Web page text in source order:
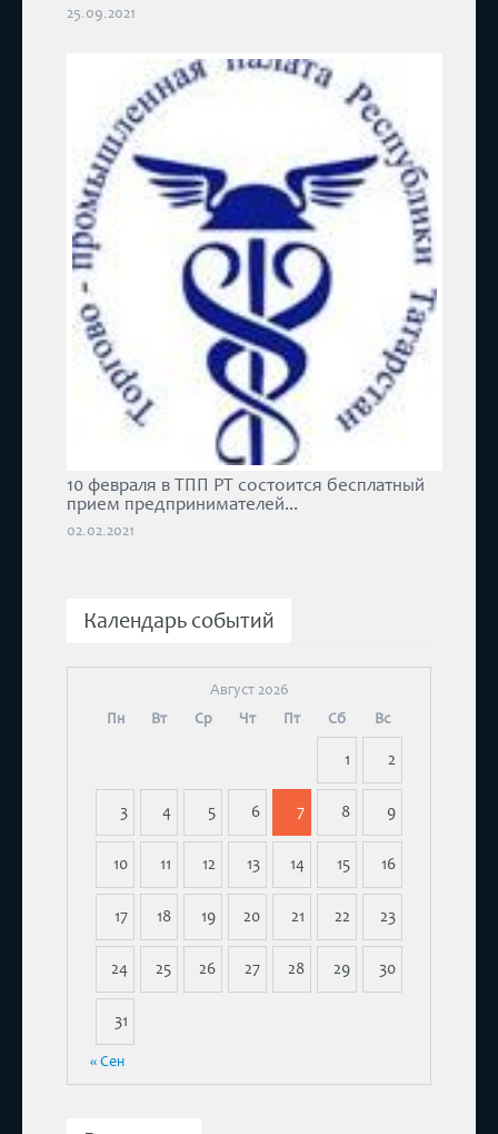
25.09.2021
10 февраля в ТПП РТ состоится бесплатный
прием предпринимателей...
02.02.2021
Календарь событий
Август 2026
Пн
Вт Ср Чт Пт Сб Вс
1 2
3 4 5 6 7 8 9
10 11 12 13 14 15 16
17 18 19 20 21 22 23
24 25 26 27 28 29 30
31
« Сен